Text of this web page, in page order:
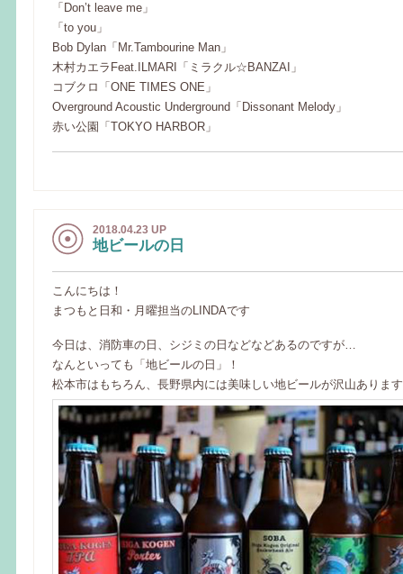
「Don’t leave me」
「to you」
Bob Dylan「Mr.Tambourine Man」
木村カエラFeat.ILMARI「ミラクル☆BANZAI」
コブクロ「ONE TIMES ONE」
Overground Acoustic Underground「Dissonant Melody」
赤い公園「TOKYO HARBOR」
2018.04.23 UP
地ビールの日
こんにちは！
まつもと日和・月曜担当のLINDAです
今日は、消防車の日、シジミの日などなどあるのですが…
なんといっても「地ビールの日」！
松本市はもちろん、長野県内には美味しい地ビールが沢山ありま